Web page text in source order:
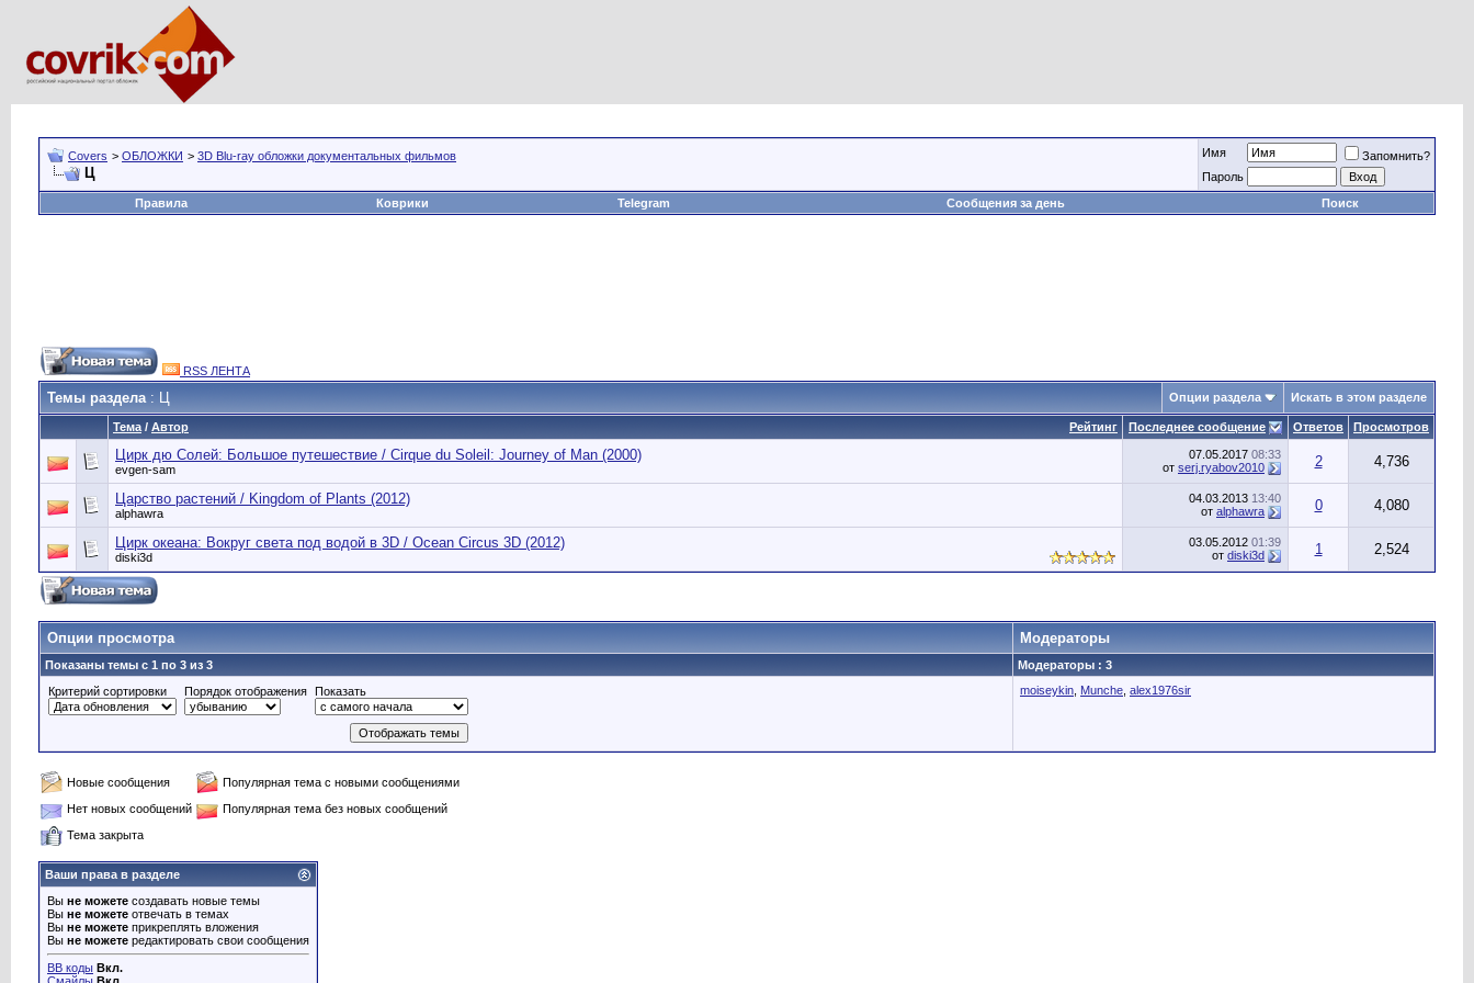
Covers > ОБЛОЖКИ > 3D Blu-ray обложки документальных фильмов
Ц
Имя
Запомнить?
Пароль
Правила
Коврики Telegram Сообщения за день Поиск
RSS ЛЕНТА
Темы раздела: Ц Опции раздела Искать в этом разделе
Рейтинг
Тема / Автор Последнее сообщение Ответов Просмотров
Цирк дю Солей: Большое путешествие / Cirque du Soleil: Journey of Man (2000)
evgen-sam
07.05.2017 08:33
от serj.ryabov2010 2 4,736
Царство растений / Kingdom of Plants (2012)
alphawra
04.03.2013 13:40
от alphawra 0 4,080
Цирк океана: Вокруг света под водой в 3D / Ocean Circus 3D (2012)
diski3d
03.05.2012 01:39
от diski3d 1 2,524
Опции просмотра Модераторы
Показаны темы с 1 по 3 из 3
Модераторы : 3
Критерий сортировки
Порядок отображения Показать moiseykin Munche alex1976sir
Новые сообщения
Популярная тема с новыми сообщениями
Нет новых сообщений
Популярная тема без новых сообщений
Тема закрыта
Ваши права в разделе
Вы не можете создавать новые темы
Вы не можете отвечать в темах
Вы не можете прикреплять вложения
Вы не можете редактировать свои сообщения
BB коды Вкл.